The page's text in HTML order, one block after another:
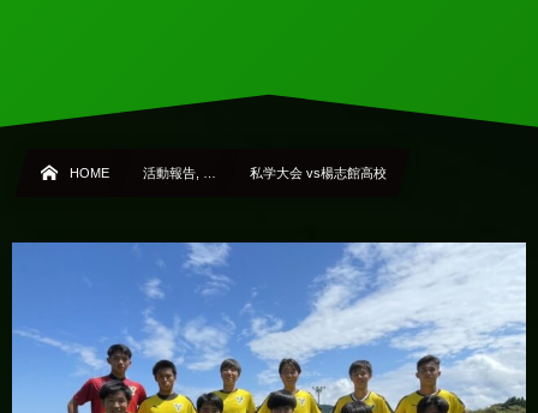
HOME 活動報告, … 私学大会 vs楊志館高校